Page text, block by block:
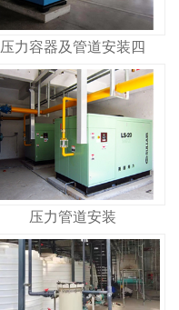
压力容器及管道安装四
压力管道安装